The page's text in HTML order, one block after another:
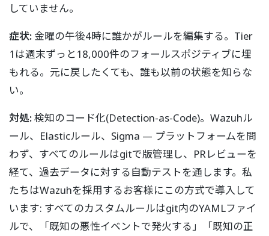
していません。
症状: 金曜の午後4時に誰かがルールを編集する。Tier
1は週末ずっと18,000件のフォールスポジティブに埋
もれる。元に戻したくても、誰も以前の状態を知らな
い。
対処:検知のコード化(Detection-as-Code)。Wazuhル
ール、Elasticルール、Sigma — プラットフォームを問
わず、すべてのルールはgitで版管理し、PRレビューを
経て、過去データに対する自動テストを通します。私
たちはWazuhを採用するお客様にこの方式で導入して
います: すべてのカスタムルールはgit内のYAMLファイ
ルで、「既知の悪性イベントで発火する」「既知の正